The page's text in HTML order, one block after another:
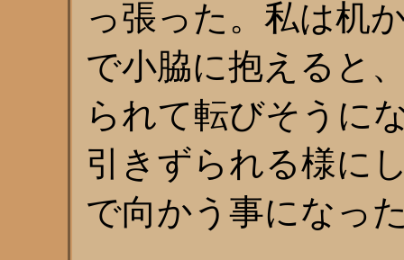
っ張った。私は机
で小脇に抱えると
られて転びそうに
引きずられる様に
で向かう事になっ